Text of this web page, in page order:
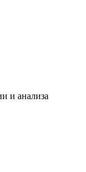
и анализа